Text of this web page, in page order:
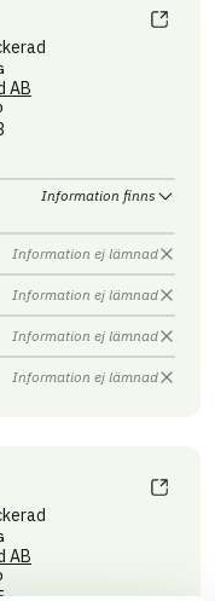
AB
Information finns
Information ej lämnad
Information ej lämnad
Information ej lämnad
Information ej lämnad
AB